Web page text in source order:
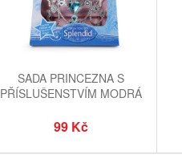
SADA PRINCEZNA S
PŘÍSLUŠENSTVÍM MODRÁ
99 Kč